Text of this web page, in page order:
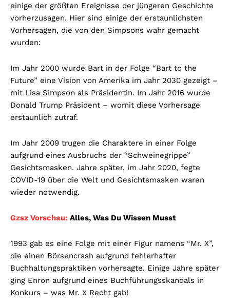
einige der größten Ereignisse der jüngeren Geschichte
vorherzusagen. Hier sind einige der erstaunlichsten
Vorhersagen, die von den Simpsons wahr gemacht
wurden:
Im Jahr 2000 wurde Bart in der Folge “Bart to the
Future” eine Vision von Amerika im Jahr 2030 gezeigt –
mit Lisa Simpson als Präsidentin. Im Jahr 2016 wurde
Donald Trump Präsident – womit diese Vorhersage
erstaunlich zutraf.
Im Jahr 2009 trugen die Charaktere in einer Folge
aufgrund eines Ausbruchs der “Schweinegrippe”
Gesichtsmasken. Jahre später, im Jahr 2020, fegte
COVID-19 über die Welt und Gesichtsmasken waren
wieder notwendig.
Gzsz Vorschau: Alles, Was Du Wissen Musst
1993 gab es eine Folge mit einer Figur namens “Mr. X”,
die einen Börsencrash aufgrund fehlerhafter
Buchhaltungspraktiken vorhersagte. Einige Jahre später
ging Enron aufgrund eines Buchführungsskandals in
Konkurs – was Mr. X Recht gab!